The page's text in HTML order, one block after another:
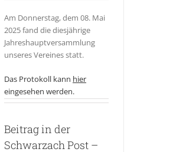
Am Donnerstag, dem 08. Mai
2025fand diediesjährige
Jahreshauptversammlung
unseres Vereines statt.
Das Protokoll kann hier
eingesehen werden.
Beitrag in der
Schwarzach Post –